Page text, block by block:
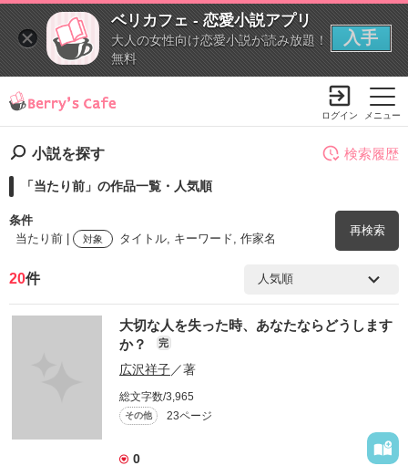
ベリカフェ - 恋愛小説アプリ
大人の女性向け恋愛小説が読み放題！
無料
入手
メニュー
ログイン
小説を探す
「当たり前」の作品一覧・人気順
条件
当たり前 |
対象 タイトル, キーワード, 作家名
再検索
検索ワード
を含む
検索履歴
20件
大切な人を失った時、あなたならどうします
か？
完
広沢祥子／著
総文字数/3,965
その他 23ページ
0